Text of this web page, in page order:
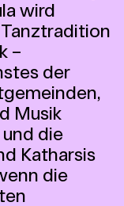
wird
–
der
Musik
die
Katharsis
die